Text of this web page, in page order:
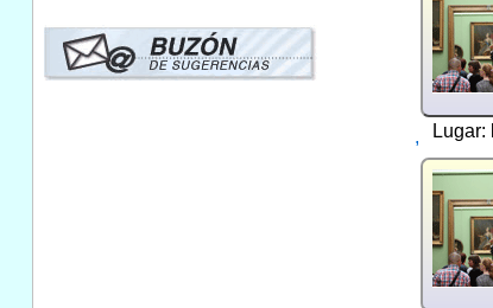
Lugar:
,